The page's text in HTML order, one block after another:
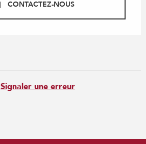
CONTACTEZ-NOUS
Signaler une erreur